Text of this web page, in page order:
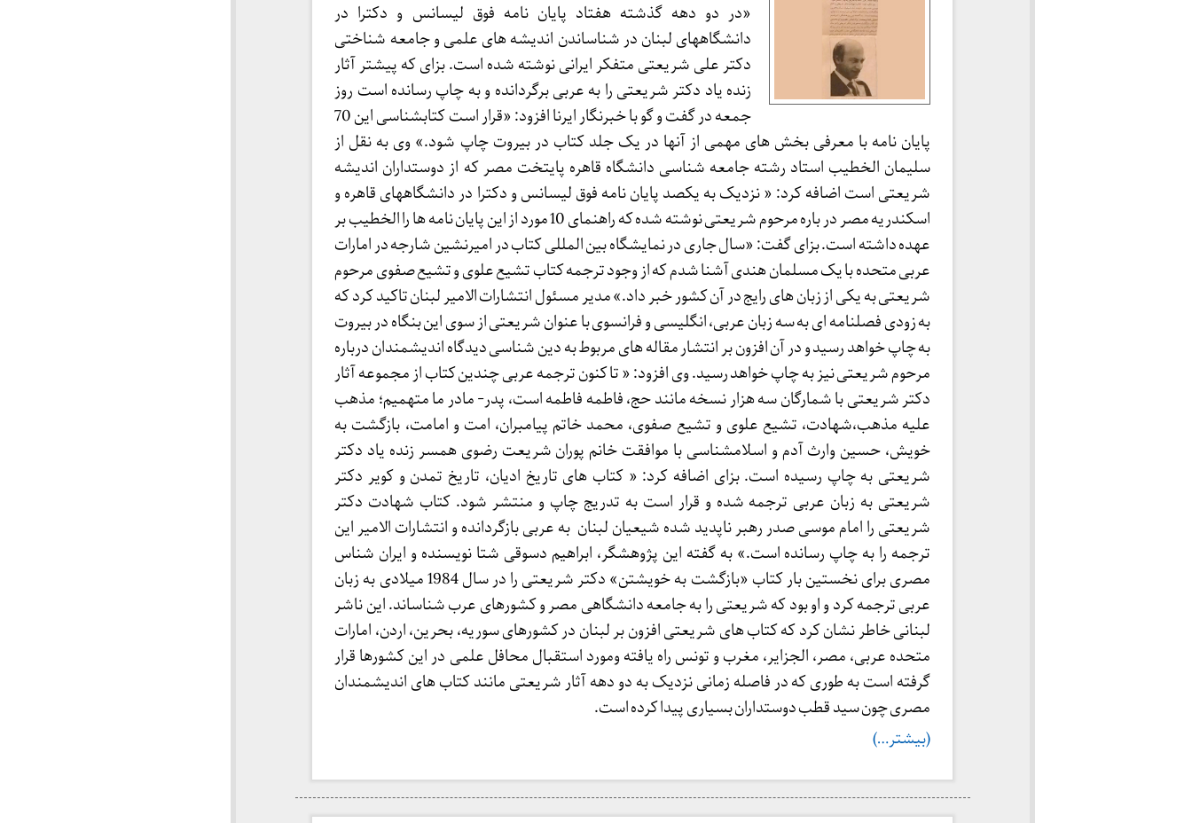
«در دو دهه گذشته هفتاد پایان نامه فوق لیسانس و دکترا در
دانشگاههای لبنان در شناساندن اندیشه های علمی و جامعه شناختی
دکتر علی شریعتی متفکر ایرانی نوشته شده است. بزای که پیشتر آثار
زنده یاد دکتر شریعتی را به عربی برگردانده و به چاپ رسانده است روز
جمعه در گفت و گو با خبرنگار ایرنا افزود: «قرار است کتابشناسی این 70
پایان نامه با معرفی بخش های مهمی از آنها در یک جلد کتاب در بیروت چاپ شود.» وی به نقل از
سلیمان الخطیب استاد رشته جامعه شناسی دانشگاه قاهره پایتخت مصر که از دوستداران اندیشه
شریعتی است اضافه کرد: « نزدیک به یکصد پایان نامه فوق لیسانس و دکترا در دانشگاههای قاهره و
اسکندریه مصر در باره مرحوم شریعتی نوشته شده که راهنمای 10 مورد از این پایان نامه ها را الخطیب بر
عهده داشته است. بزای گفت: «سال جاری در نمایشگاه بین المللی کتاب در امیرنشین شارجه در امارات
عربی متحده با یک مسلمان هندی آشنا شدم که از وجود ترجمه کتاب تشیع علوی و تشیع صفوی مرحوم
شریعتی به یکی از زبان های رایج در آن کشور خبر داد.» مدیر مسئول انتشارات الامیر لبنان تاکید کرد که
به زودی فصلنامه ای به سه زبان عربی، انگلیسی و فرانسوی با عنوان شریعتی از سوی این بنگاه در بیروت
به چاپ خواهد رسید و در آن افزون بر انتشار مقاله های مربوط به دین شناسی دیدگاه اندیشمندان درباره
مرحوم شریعتی نیز به چاپ خواهد رسید. وی افزود: « تا کنون ترجمه عربی چندین کتاب از مجموعه آثار
دکتر شریعتی با شمارگان سه هزار نسخه مانند حج، فاطمه فاطمه است، پدر- مادر ما متهمیم؛ مذهب
علیه مذهب،شهادت، تشیع علوی و تشیع صفوی، محمد خاتم پیامبران، امت و امامت، بازگشت به
خویش، حسین وارث آدم و اسلامشناسی با موافقت خانم پوران شریعت رضوی همسر زنده یاد دکتر
شریعتی به چاپ رسیده است. بزای اضافه کرد: « کتاب های تاریخ ادیان، تاریخ تمدن و کویر دکتر
شریعتی به زبان عربی ترجمه شده و قرار است به تدریج چاپ و منتشر شود. کتاب شهادت دکتر
شریعتی را امام موسی صدر رهبر ناپدید شده شیعیان لبنان به عربی بازگردانده و انتشارات الامیر این
ترجمه را به چاپ رسانده است.» به گفته این پژوهشگر، ابراهیم دسوقی شتا نویسنده و ایران شناس
مصری برای نخستین بار کتاب «بازگشت به خویشتن» دکتر شریعتی را در سال 1984 میلادی به زبان
عربی ترجمه کرد و او بود که شریعتی را به جامعه دانشگاهی مصر و کشورهای عرب شناساند. این ناشر
لبنانی خاطر نشان کرد که کتاب های شریعتی افزون بر لبنان در کشورهای سوریه، بحرین، اردن، امارات
متحده عربی، مصر، الجزایر، مغرب و تونس راه یافته ومورد استقبال محافل علمی در این کشورها قرار
گرفته است به طوری که در فاصله زمانی نزدیک به دو دهه آثار شریعتی مانند کتاب های اندیشمندان
مصری چون سید قطب دوستداران بسیاری پیدا کرده است.
(بیشتر…)